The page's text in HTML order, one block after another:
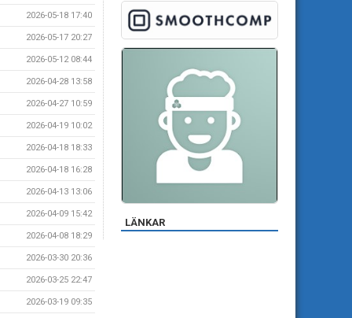
2026-05-18 17:40
2026-05-17 20:27
2026-05-12 08:44
2026-04-28 13:58
2026-04-27 10:59
2026-04-19 10:02
2026-04-18 18:33
2026-04-18 16:28
2026-04-13 13:06
2026-04-09 15:42
2026-04-08 18:29
2026-03-30 20:36
2026-03-25 22:47
2026-03-19 09:35
LÄNKAR